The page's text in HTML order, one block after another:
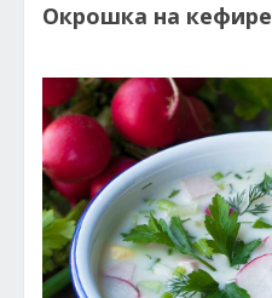
Окрошка на кефире